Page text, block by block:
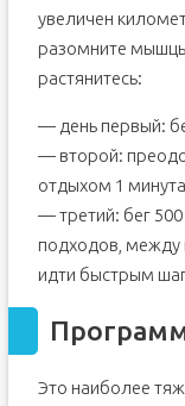
увеличен
разомните
растянитесь:
— день первый:
— второй:
отдыхом 1
— третий: бег 500
подходов, между
идти быстрым
Это наиболее